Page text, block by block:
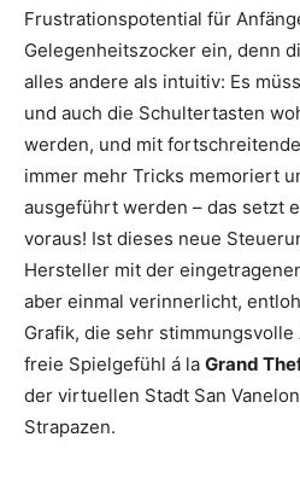
Frustrationspotential für
Gelegenheitszocker ein, denn
alles andere als intuitiv: Es
und auch die Schultertasten
werden, und mit
immer mehr Tricks memoriert
ausgeführt werden – das setzt
voraus! Ist dieses neue
Hersteller mit der
aber einmal verinnerlicht,
Grafik, die sehr
freie Spielgefühl á la Grand
der virtuellen Stadt San
Strapazen.